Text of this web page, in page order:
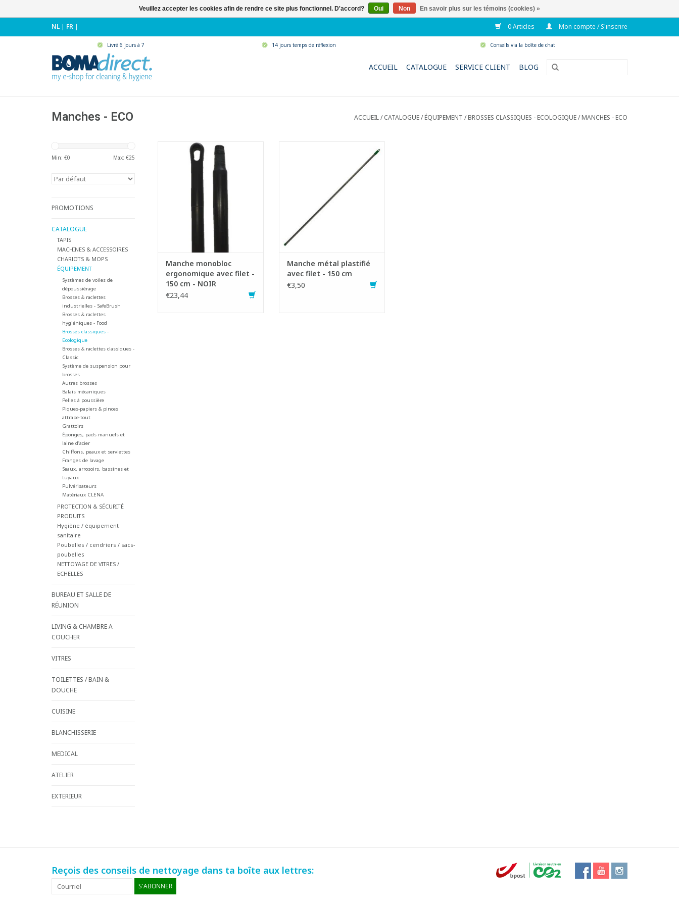
NL| FR | 0 Articles Mon compte / S'inscrire
Livré 6 jours à 7 14 jours temps de réflexion Conseils via la boîte de chat
ACCUEIL CATALOGUE SERVICE CLIENT BLOG
Manches - ECO ACCUEIL/CATALOGUE/ÉQUIPEMENT /BROSSES CLASSIQUES - ECOLOGIQUE/MANCHES - ECO
Min: €0 Max: €25
PROMOTIONS
CATALOGUE
TAPIS
MACHINES & ACCESSOIRES
CHARIOTS & MOPS
ÉQUIPEMENT
Systèmes de voiles de
dépoussiérage
Brosses & raclettes
industrielles - SafeBrush
Brosses & raclettes
hygiéniques - Food
Brosses classiques -
Ecologique
Brosses & raclettes classiques -
Classic
Système de suspension pour
brosses
Autres brosses
Balais mécaniques
Pelles à poussière
Piques-papiers & pinces
attrape-tout
Grattoirs
Éponges, pads manuels et
laine d’acier
Chiffons, peaux et serviettes
Franges de lavage
Seaux, arrosoirs, bassines et
tuyaux
Pulvérisateurs
Matériaux CLENA
PROTECTION & SÉCURITÉ
PRODUITS
Hygiène / équipement
sanitaire
Poubelles / cendriers / sacs-
poubelles
NETTOYAGE DE VITRES /
ECHELLES
BUREAU ET SALLE DE
RÉUNION
LIVING & CHAMBRE A
COUCHER
VITRES
TOILETTES / BAIN &
DOUCHE
CUISINE
BLANCHISSERIE
MEDICAL
ATELIER
EXTERIEUR
Manche monobloc ergonomique
avec filet et oeillet de
suspension
- Fabriqué des matériaux 100%
recyclés
- Constitué d'un seul type de
matériau, il est donc
extrêmement facile à recycler.
- Résistant aux températures de
-20 °C à 100 °C
- Avec un diamètre de
AJOUTER AU PANIER
Manche monobloc
ergonomique avec filet -
150 cm - NOIR
€23,44
AJOUTER AU PANIER
Manche métal plastifié
avec filet - 150 cm
€3,50
Reçois des conseils de nettoyage dans ta boîte aux lettres:
S'ABONNER
Veuillez accepter les cookies afin de rendre ce site plus fonctionnel. D'accord? Oui Non En savoir plus sur les témoins (cookies) »